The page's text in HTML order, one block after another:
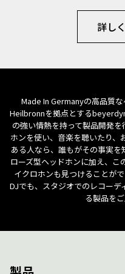
詳し
Made In Germanyの高品質
Heilbronnを拠点とする
の強い情熱を持って製品開発
ホンを使い、音楽を聴いたり
ある人なら、誰もがその事実
ローズ型ヘッドホンに加え、
イクロホンも見つけることが
DJでも、スタジオでのレコー
る製品を